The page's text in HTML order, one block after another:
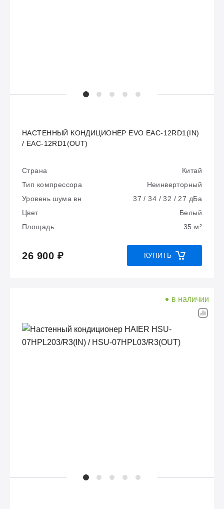
НАСТЕННЫЙ КОНДИЦИОНЕР EVO EAC-12RD1(IN)
/ EAC-12RD1(OUT)
Страна
Китай
Тип компрессора
Неинверторный
Уровень шума вн
37 / 34 / 32 / 27 дБа
Цвет
Белый
Площадь
35 м²
26 900 ₽ КУПИТЬ
в наличии